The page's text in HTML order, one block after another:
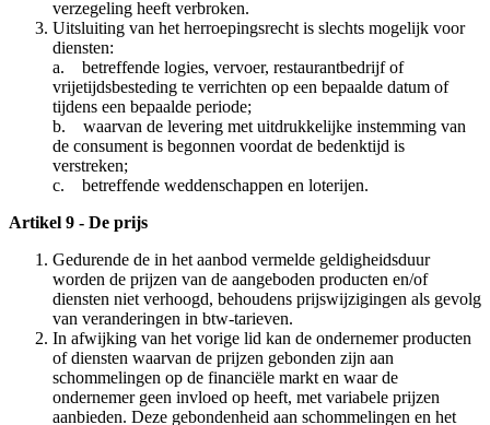
verzegeling heeft verbroken.
Uitsluiting van het herroepingsrecht is slechts mogelijk voor
diensten:
a. betreffende logies, vervoer, restaurantbedrijf of
vrijetijdsbesteding te verrichten op een bepaalde datum of
tijdens een bepaalde periode;
b. waarvan de levering met uitdrukkelijke instemming van
de consument is begonnen voordat de bedenktijd is
verstreken;
c. betreffende weddenschappen en loterijen.
Artikel 9 - De prijs
Gedurende de in het aanbod vermelde geldigheidsduur
worden de prijzen van de aangeboden producten en/of
diensten niet verhoogd, behoudens prijswijzigingen als gevolg
van veranderingen in btw-tarieven.
In afwijking van het vorige lid kan de ondernemer producten
of diensten waarvan de prijzen gebonden zijn aan
schommelingen op de financiële markt en waar de
ondernemer geen invloed op heeft, met variabele prijzen
aanbieden. Deze gebondenheid aan schommelingen en het